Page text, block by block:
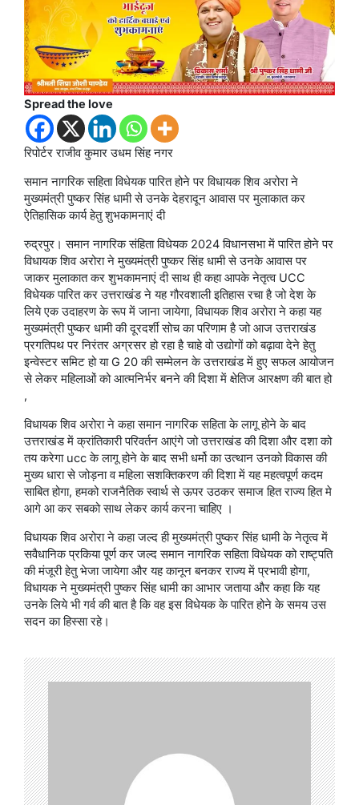
Spread the love
रिपोर्टर राजीव कुमार उधम सिंह नगर
समान नागरिक सहिता विधेयक पारित होने पर विधायक शिव अरोरा ने
मुख्यमंत्री पुष्कर सिंह धामी से उनके देहरादून आवास पर मुलाकात कर
ऐतिहासिक कार्य हेतु शुभकामनाएं दी
रुद्रपुर। समान नागरिक संहिता विधेयक 2024 विधानसभा में पारित होने पर
विधायक शिव अरोरा ने मुख्यमंत्री पुष्कर सिंह धामी से उनके आवास पर
जाकर मुलाकात कर शुभकामनाएं दी साथ ही कहा आपके नेतृत्व UCC
विधेयक पारित कर उत्तराखंड ने यह गौरवशाली इतिहास रचा है जो देश के
लिये एक उदाहरण के रूप में जाना जायेगा, विधायक शिव अरोरा ने कहा यह
मुख्यमंत्री पुष्कर धामी की दूरदर्शी सोच का परिणाम है जो आज उत्तराखंड
प्रगतिपथ पर निरंतर अग्रसर हो रहा है चाहे वो उद्योगों को बढ़ावा देने हेतु
इन्वेस्टर समिट हो या G 20 की सम्मेलन के उत्तराखंड में हुए सफल आयोजन
से लेकर महिलाओं को आत्मनिर्भर बनने की दिशा में क्षेतिज आरक्षण की बात हो
,
विधायक शिव अरोरा ने कहा समान नागरिक सहिता के लागू होने के बाद
उत्तराखंड में क्रांतिकारी परिवर्तन आएंगे जो उत्तराखंड की दिशा और दशा को
तय करेगा ucc के लागू होने के बाद सभी धर्मो का उत्थान उनको विकास की
मुख्य धारा से जोड़ना व महिला सशक्तिकरण की दिशा में यह महत्वपूर्ण कदम
साबित होगा, हमको राजनैतिक स्वार्थ से ऊपर उठकर समाज हित राज्य हित मे
आगे आ कर सबको साथ लेकर कार्य करना चाहिए ।
विधायक शिव अरोरा ने कहा जल्द ही मुख्यमंत्री पुष्कर सिंह धामी के नेतृत्व में
सवैधानिक प्रकिया पूर्ण कर जल्द समान नागरिक सहिता विधेयक को राष्ट्पति
की मंजूरी हेतु भेजा जायेगा और यह कानून बनकर राज्य में प्रभावी होगा,
विधायक ने मुख्यमंत्री पुष्कर सिंह धामी का आभार जताया और कहा कि यह
उनके लिये भी गर्व की बात है कि वह इस विधेयक के पारित होने के समय उस
सदन का हिस्सा रहे।